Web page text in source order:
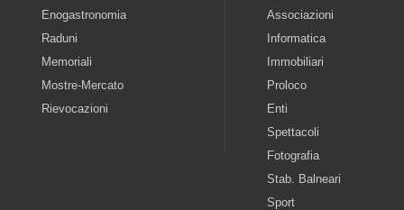
Enogastronomia
Raduni
Memoriali
Mostre-Mercato
Rievocazioni
Associazioni
Informatica
Immobiliari
Proloco
Enti
Spettacoli
Fotografia
Stab. Balneari
Sport